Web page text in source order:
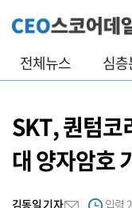
전체뉴스 심
SKT, 퀀텀코
대 양자암호
김동일 기자 입력